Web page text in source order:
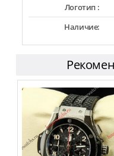
Логотип :
Наличие: